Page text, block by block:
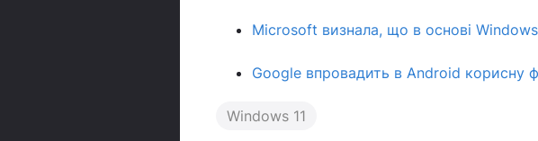
Microsoft визнала, що в основі
Google впровадить в Android корисну
Windows 11